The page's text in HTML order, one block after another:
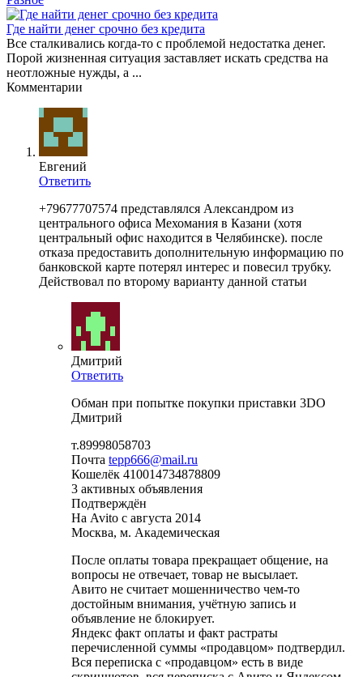
Где найти денег срочно без кредита
Все сталкивались когда-то с проблемой недостатка денег.
Порой жизненная ситуация заставляет искать средства на
неотложные нужды, а ...
Комментарии
Евгений
Ответить
+79677707574 представлялся Александром из
центрального офиса Мехомания в Казани (хотя
центральный офис находится в Челябинске). после
отказа предоставить дополнительную информацию по
банковской карте потерял интерес и повесил трубку.
Действовал по второму варианту данной статьи
Дмитрий
Ответить
Обман при попытке покупки приставки 3DO
Дмитрий
т.89998058703
Почта tepp666@mail.ru
Кошелёк 410014734878809
3 активных объявления
Подтверждён
На Avito с августа 2014
Москва, м. Академическая
После оплаты товара прекращает общение, на
вопросы не отвечает, товар не высылает.
Авито не считает мошенничество чем-то
достойным внимания, учётную запись и
объявление не блокирует.
Яндекс факт оплаты и факт растраты
перечисленной суммы «продавцом» подтвердил.
Вся переписка с «продавцом» есть в виде